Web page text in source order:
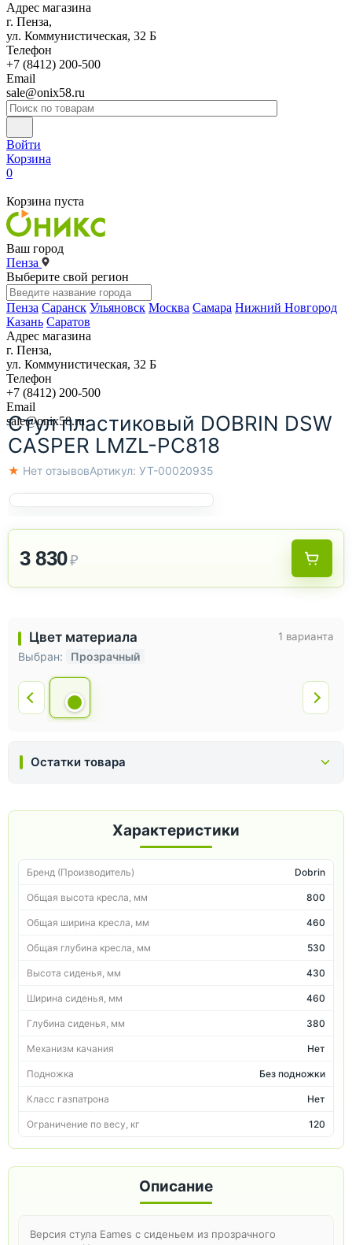
Адрес магазина
г. Пенза,
ул. Коммунистическая, 32 Б
Телефон
+7 (8412) 200-500
Email
sale@onix58.ru
Войти
Корзина
0
Корзина пуста
Ваш город
Пенза
Выберите свой регион
Пенза Саранск Ульяновск Москва Самара Нижний Новгород
Казань Саратов
Адрес магазина
г. Пенза,
ул. Коммунистическая, 32 Б
Телефон
+7 (8412) 200-500
Email
sale@onix58.ru
Стул пластиковый DOBRIN DSW
CASPER LMZL-PC818
★ Нет отзывовАртикул: УТ-00020935
Цвет материала
Выбран: Прозрачный
1 варианта
3 830₽
Остатки товара
Описание
Версия стула Eames с сиденьем из прозрачного
Характеристики
Бренд (Производитель) Dobrin
Общая высота кресла, мм 800
Общая ширина кресла, мм 460
Общая глубина кресла, мм 530
Высота сиденья, мм 430
Ширина сиденья, мм 460
Глубина сиденья, мм 380
Механизм качания Нет
Подножка Без подножки
Класс газпатрона Нет
Ограничение по весу, кг 120